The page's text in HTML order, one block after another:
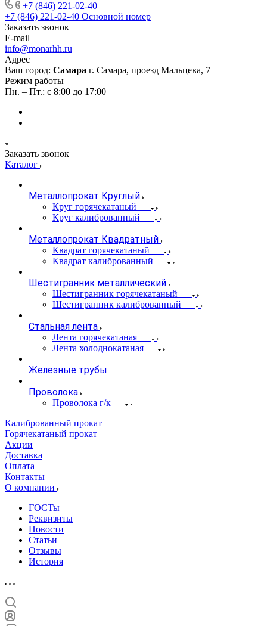
+7 (846) 221-02-40
+7 (846) 221-02-40 Основной номер
Заказать звонок
E-mail
info@monarhh.ru
Адрес
Ваш город: Самара г. Самара, проезд Мальцева, 7
Режим работы
Пн. – Пт.: с 8:00 до 17:00
Заказать звонок
Каталог
Металлопрокат Круглый
Круг горячекатаный
Круг калиброванный
Металлопрокат Квадратный
Квадрат горячекатаный
Квадрат калиброванный
Шестигранник металлический
Шестигранник горячекатаный
Шестигранник калиброванный
Стальная лента
Лента горячекатаная
Лента холоднокатаная
Железные трубы
Проволока
Проволока г/к
Калиброванный прокат
Горячекатаный прокат
Акции
Доставка
Оплата
Контакты
О компании
ГОСТы
Реквизиты
Новости
Статьи
Отзывы
История